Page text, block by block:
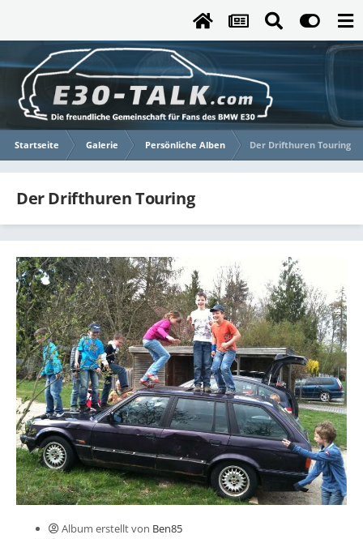
Startseite Galerie Persönliche Alben Der Drifthuren Touring
Der Drifthuren Touring
Album erstellt von Ben85